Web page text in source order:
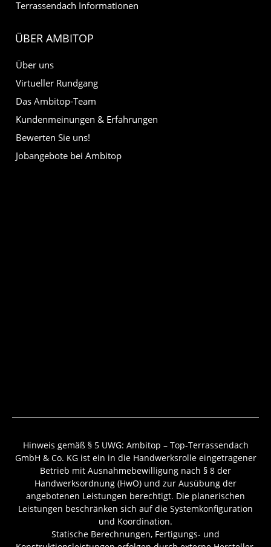
Terrassendach Informationen
ÜBER AMBITOP
Über uns
Virtueller Rundgang
Das Ambitop-Team
Kundenmeinungen & Erfahrungen
Bewerten Sie uns!
Jobangebote bei Ambitop
Hinweis gemäß § 5 UWG: Ambitop – Top-Terrassendach
GmbH & Co. KG ist ein in die Handwerksrolle eingetragener
Betrieb mit Ausnahmebewilligung nach § 8 der
Handwerksordnung (HwO) und zur Ausübung der
angebotenen Leistungen berechtigt. Die planerischen
Leistungen beschränken sich auf die Systemkonfiguration
und Koordination.
Statische Berechnungen, Fertigungs- und